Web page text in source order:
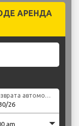
АРЕНДА
Дата возврата автомобиля